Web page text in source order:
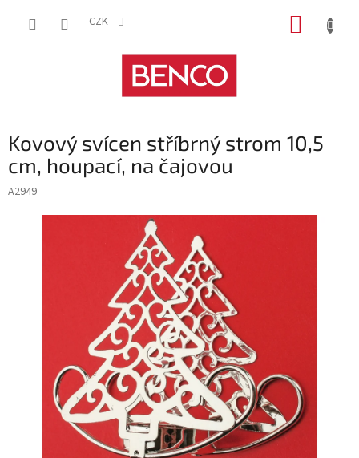
CZK
Kovový svícen stříbrný strom 10,5
cm, houpací, na čajovou
A2949